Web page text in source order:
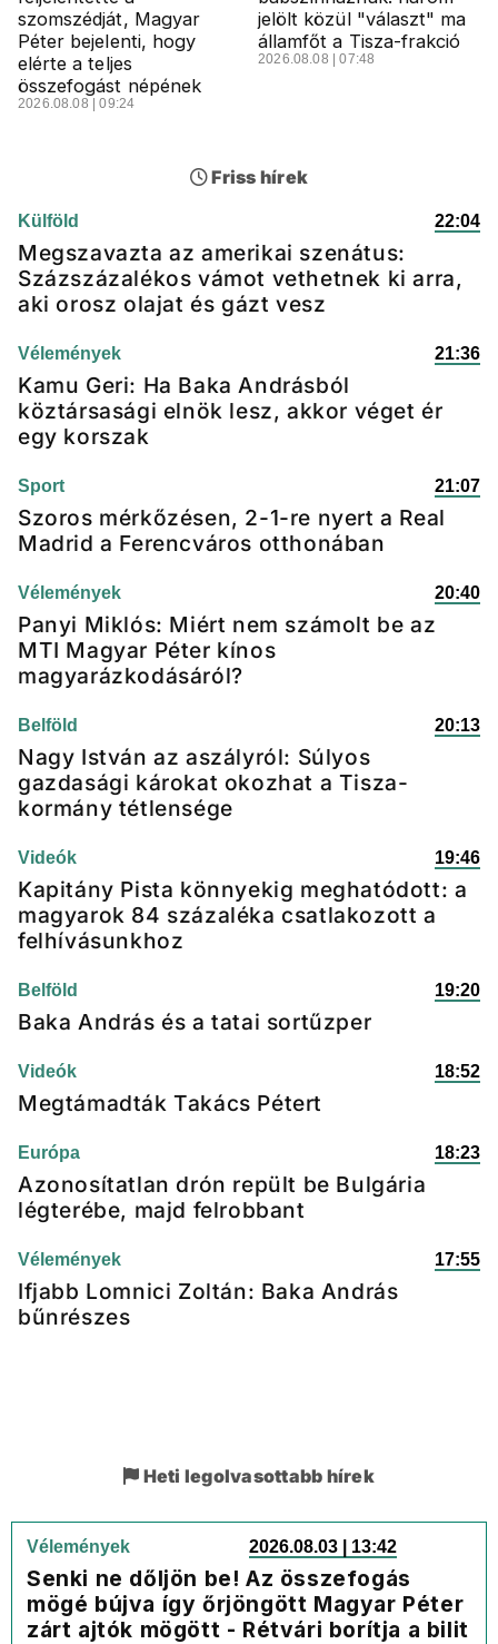
szomszédját, Magyar
Péter bejelenti, hogy
elérte a teljes
összefogást népének
2026.08.08 | 09:24
jelölt közül "választ" ma
államfőt a Tisza-frakció
2026.08.08 | 07:48
Friss hírek
Külföld 22:04
Megszavazta az amerikai szenátus:
Százszázalékos vámot vethetnek ki arra,
aki orosz olajat és gázt vesz
Vélemények 21:36
Kamu Geri: Ha Baka Andrásból
köztársasági elnök lesz, akkor véget ér
egy korszak
Sport 21:07
Szoros mérkőzésen, 2-1-re nyert a Real
Madrid a Ferencváros otthonában
Vélemények 20:40
Panyi Miklós: Miért nem számolt be az
MTI Magyar Péter kínos
magyarázkodásáról?
Belföld 20:13
Nagy István az aszályról: Súlyos
gazdasági károkat okozhat a Tisza-
kormány tétlensége
Videók 19:46
Kapitány Pista könnyekig meghatódott: a
magyarok 84 százaléka csatlakozott a
felhívásunkhoz
Belföld 19:20
Baka András és a tatai sortűzper
Videók 18:52
Megtámadták Takács Pétert
Európa 18:23
Azonosítatlan drón repült be Bulgária
légterébe, majd felrobbant
Vélemények 17:55
Ifjabb Lomnici Zoltán: Baka András
bűnrészes
Heti legolvasottabb hírek
Vélemények 2026.08.03 | 13:42
Senki ne dőljön be! Az összefogás
mögé bújva így őrjöngött Magyar Péter
zárt ajtók mögött - Rétvári borítja a bilit